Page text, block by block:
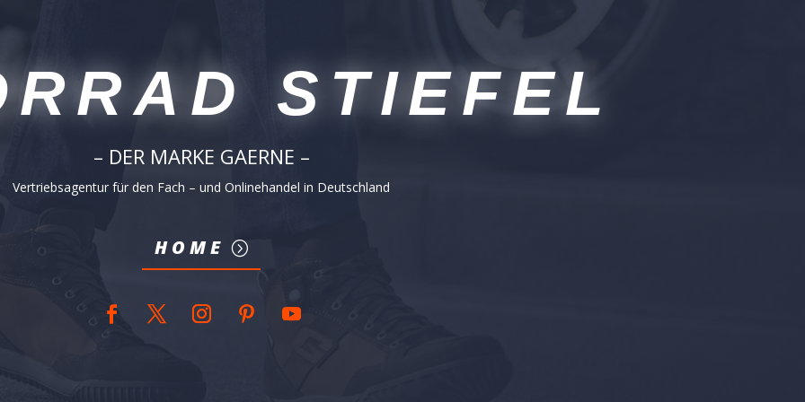
STIEFEL
– DER MARKE GAERNE –
Vertriebsagentur für den Fach – und Onlinehandel in Deutschland
HOME